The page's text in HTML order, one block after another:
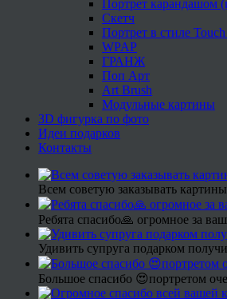
Портрет карандашом
Скетч
Портрет в стиле
WPAP
ГРАНЖ
Поп Арт
Art Brush
Модульные картины
3D фигурка по фото
Идеи подарков
Контакты
Всем советую заказывать
Ребята спасибо🙏 огромное за
Удивить супруга подарком
Большое спасибо 😍портретом